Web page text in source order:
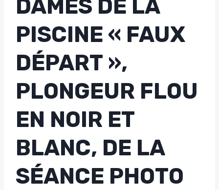
DAMES DE LA
PISCINE « FAUX
DÉPART »,
PLONGEUR FLOU
EN NOIR ET
BLANC, DE LA
SÉANCE PHOTO